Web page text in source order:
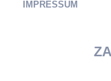
IMPRESSUM